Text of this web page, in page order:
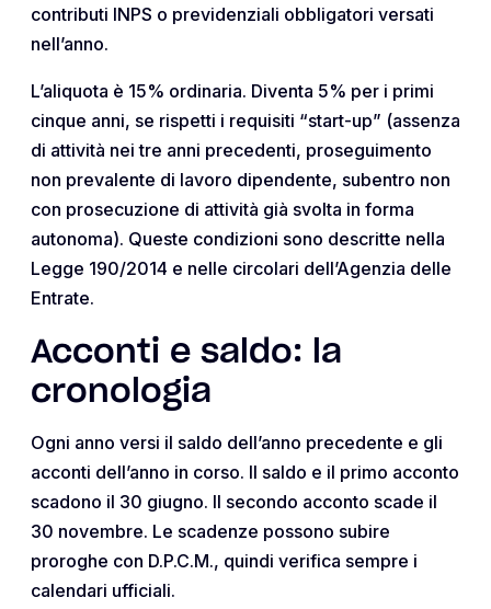
contributi INPS o previdenziali obbligatori versati
nell’anno.
L’aliquota è 15% ordinaria. Diventa 5% per i primi
cinque anni, se rispetti i requisiti “start-up” (assenza
di attività nei tre anni precedenti, proseguimento
non prevalente di lavoro dipendente, subentro non
con prosecuzione di attività già svolta in forma
autonoma). Queste condizioni sono descritte nella
Legge 190/2014 e nelle circolari dell’Agenzia delle
Entrate.
Acconti e saldo: la
cronologia
Ogni anno versi il saldo dell’anno precedente e gli
acconti dell’anno in corso. Il saldo e il primo acconto
scadono il 30 giugno. Il secondo acconto scade il
30 novembre. Le scadenze possono subire
proroghe con D.P.C.M., quindi verifica sempre i
calendari ufficiali.